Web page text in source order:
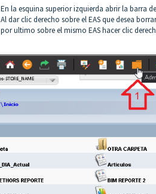
En la esquina superior izquierda abrir la barra
Al dar clic derecho sobre el EAS que desea
por ultimo sobre el mismo EAS hacer clic